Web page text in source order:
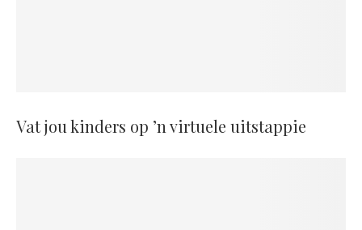
Vat jou kinders op ’n virtuele uitstappie